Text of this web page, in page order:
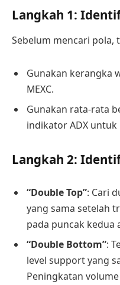
Langkah 1:
Sebelum mencari pola,
Gunakan kerangka
MEXC.
Gunakan rata-rata
indikator ADX
Langkah 2:
“Double Top”: Cari
yang sama setelah
pada puncak kedua
“Double Bottom”:
level support yang
Peningkatan